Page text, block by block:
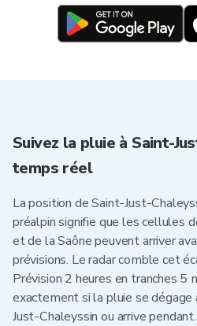
Suivez la pluie à Saint-
temps réel
La position de Saint-Just-
préalpin signifie que les cellules
et de la Saône peuvent arriver
prévisions. Le radar comble cet
Prévision 2 heures en tranches
exactement si la pluie se dégage
Just-Chaleyssin ou arrive